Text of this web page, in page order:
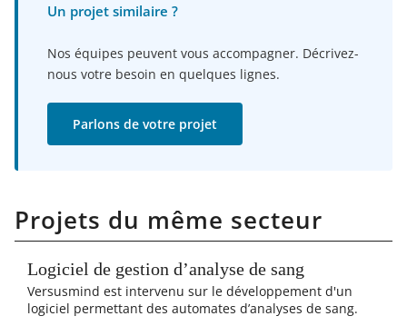
Un projet similaire ?
Nos équipes peuvent vous accompagner. Décrivez-
nous votre besoin en quelques lignes.
Parlons de votre projet
Projets du même secteur
Logiciel de gestion d’analyse de sang
Versusmind est intervenu sur le développement d'un
logiciel permettant des automates d’analyses de sang.